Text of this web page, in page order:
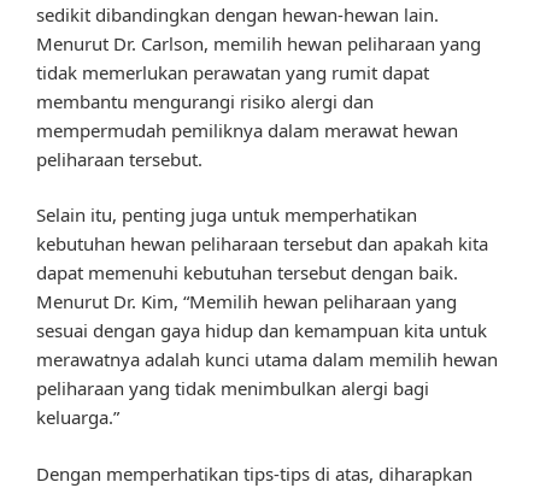
sedikit dibandingkan dengan hewan-hewan lain.
Menurut Dr. Carlson, memilih hewan peliharaan yang
tidak memerlukan perawatan yang rumit dapat
membantu mengurangi risiko alergi dan
mempermudah pemiliknya dalam merawat hewan
peliharaan tersebut.
Selain itu, penting juga untuk memperhatikan
kebutuhan hewan peliharaan tersebut dan apakah kita
dapat memenuhi kebutuhan tersebut dengan baik.
Menurut Dr. Kim, “Memilih hewan peliharaan yang
sesuai dengan gaya hidup dan kemampuan kita untuk
merawatnya adalah kunci utama dalam memilih hewan
peliharaan yang tidak menimbulkan alergi bagi
keluarga.”
Dengan memperhatikan tips-tips di atas, diharapkan